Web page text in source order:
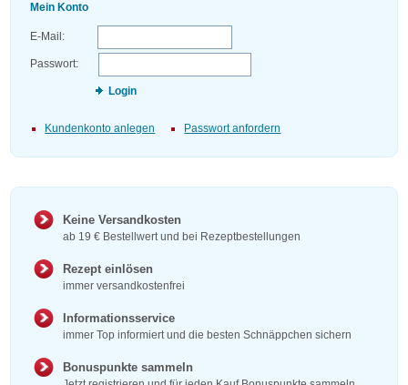
Mein Konto
E-Mail:
Passwort:
Login
Kundenkonto anlegen Passwort anfordern
Keine Versandkosten
ab 19 € Bestellwert und bei Rezeptbestellungen
Rezept einlösen
immer versandkostenfrei
Informationsservice
immer Top informiert und die besten Schnäppchen sichern
Bonuspunkte sammeln